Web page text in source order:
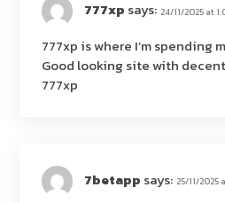
777xp says: 24/11/2025 at
777xp is where I’m spending
Good looking site with
777xp
7betapp says: 25/11/2025